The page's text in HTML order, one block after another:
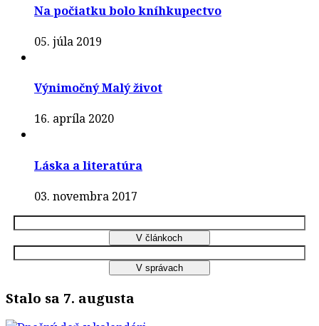
Na počiatku bolo kníhkupectvo
05. júla 2019
Výnimočný Malý život
16. apríla 2020
Láska a literatúra
03. novembra 2017
Stalo sa 7. augusta